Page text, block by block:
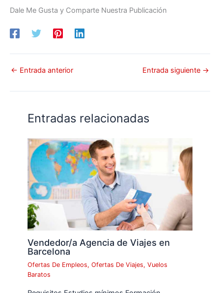
Dale Me Gusta y Comparte Nuestra Publicación
← Entrada anterior Entrada siguiente →
Entradas relacionadas
Vendedor/a Agencia de Viajes en
Barcelona
Ofertas De Empleos,Ofertas De Viajes,Vuelos
Baratos